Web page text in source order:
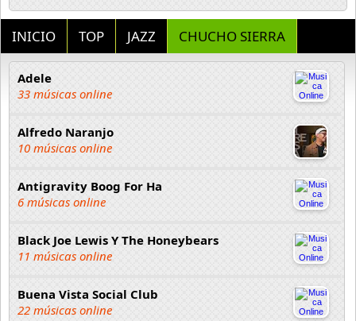
INICIO TOP JAZZ CHUCHO SIERRA
Adele
33 músicas online
Alfredo Naranjo
10 músicas online
Antigravity Boog For Ha
6 músicas online
Black Joe Lewis Y The Honeybears
11 músicas online
Buena Vista Social Club
22 músicas online